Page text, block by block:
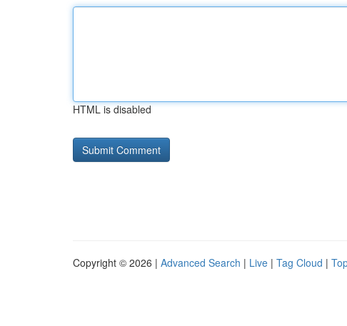
HTML is disabled
Copyright © 2026 | Advanced Search | Live | Tag Cloud |